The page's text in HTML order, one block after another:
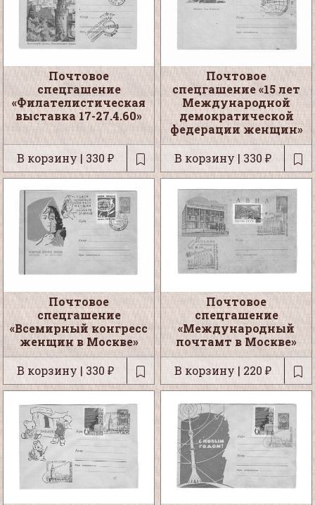
Почтовое
спецгашение
«Филателистическая
выставка 17-27.4.60»
В корзину | 330 ₽
Почтовое
спецгашение «15 лет
Международной
демократической
федерации женщин»
В корзину | 330 ₽
Почтовое
спецгашение
«Всемирный конгресс
женщин в Москве»
В корзину | 330 ₽
Почтовое
спецгашение
«Международный
почтамт в Москве»
В корзину | 220 ₽